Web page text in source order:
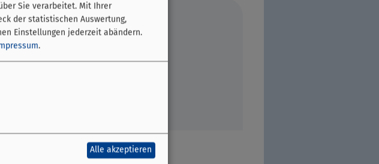
am Main
Sie verarbeitet. Mit Ihrer
der statistischen Auswertung,
Einstellungen jederzeit abändern.
.
Alle akzeptieren